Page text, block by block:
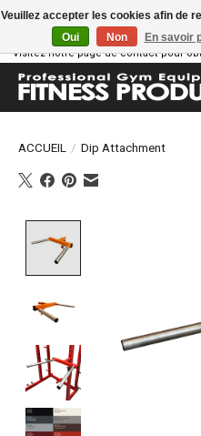
Vous avez des questions ? Notre
Visitez notre page de contact pour
ACCUEIL / Dip Attachment
Veuillez accepter les cookies afin de
Oui
Non En savoir